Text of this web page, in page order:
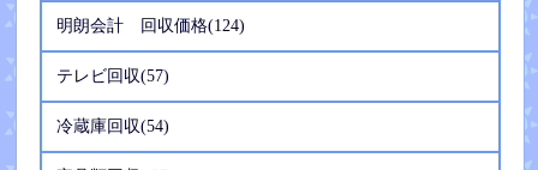
明朗会計 回収価格(124)
テレビ回収(57)
冷蔵庫回収(54)